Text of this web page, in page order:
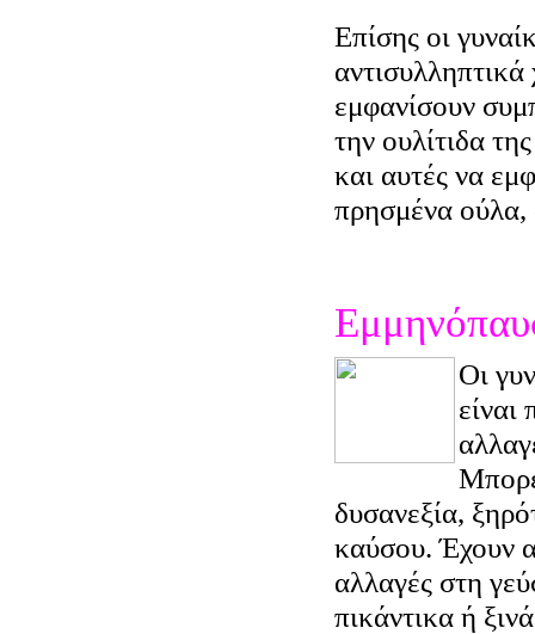
Επίσης οι
εμφανίσουν
την ουλίτιδα
και αυτές να
πρησμένα ούλα,
Οι
είναι
δυσανεξία,
καύσου. Έχουν
αλλαγές στη
πικάντικα ή